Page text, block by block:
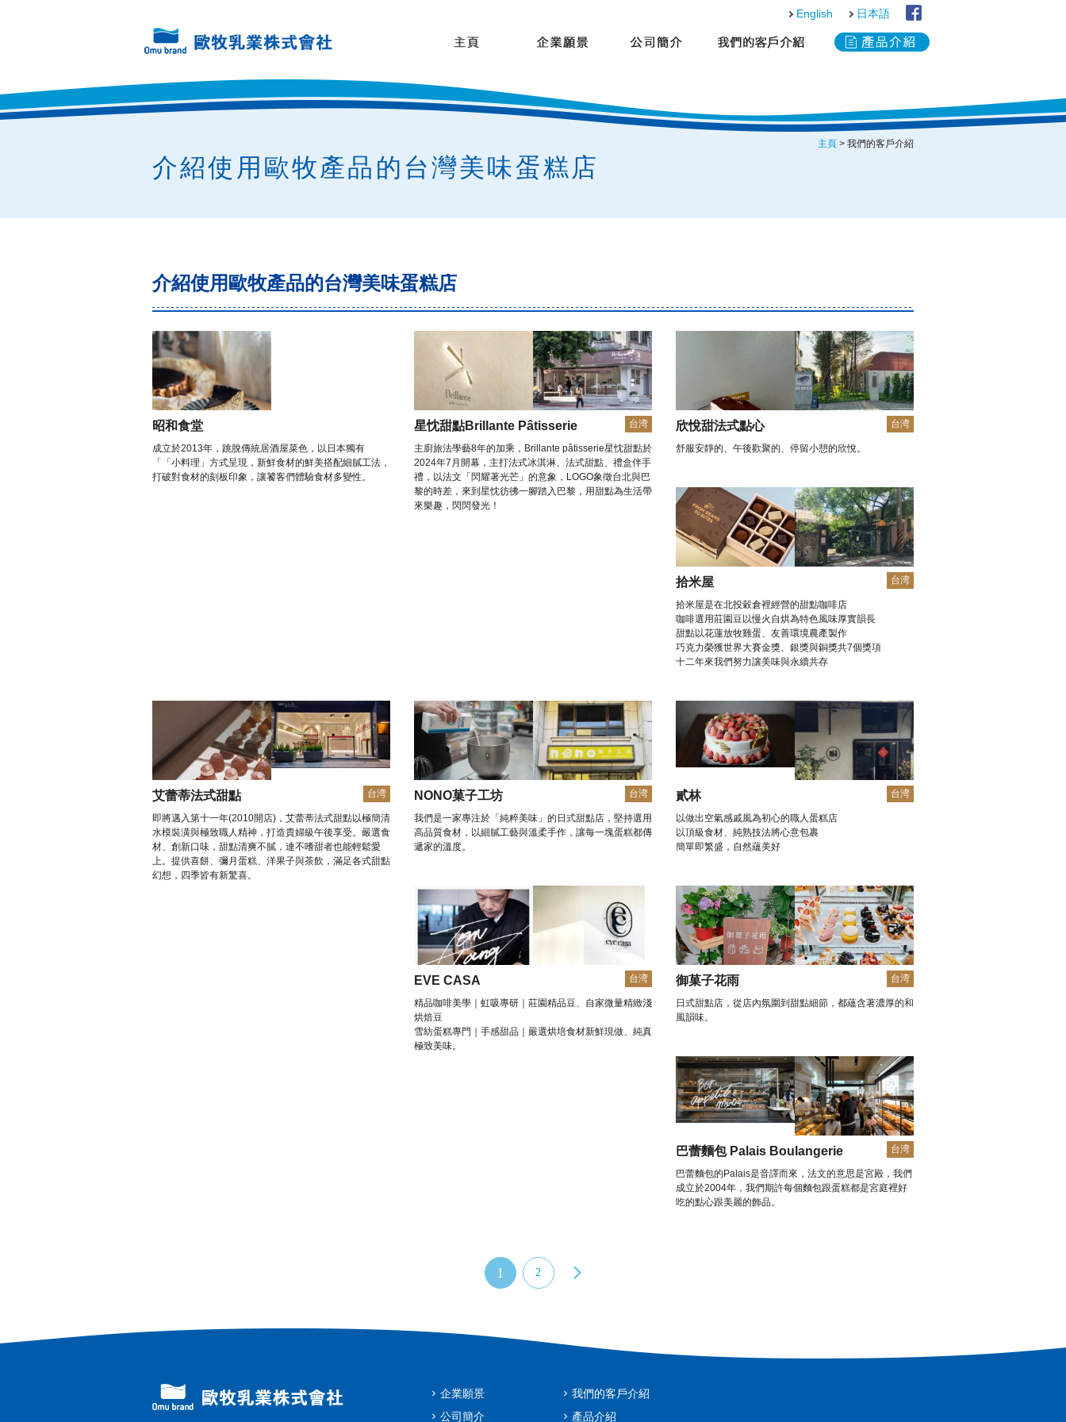
日本語
English
主頁 > 我們的客戶介紹
介紹使用歐牧產品的台灣美味蛋糕店
介紹使用歐牧產品的台灣美味蛋糕店
昭和食堂
成立於2013年，跳脫傳統居酒屋菜色，以日本獨有
「「小料理」方式呈現，新鮮食材的鮮美搭配細膩工法，
打破對食材的刻板印象，讓饕客們體驗食材多變性。
星忱甜點Brillante Pâtisserie 台湾
主廚旅法學藝8年的加乘，Brillante pâtisserie星忱甜點於
2024年7月開幕，主打法式冰淇淋、法式甜點、禮盒伴手
禮，以法文「閃耀著光芒」的意象，LOGO象徵台北與巴
黎的時差，來到星忱彷彿一腳踏入巴黎，用甜點為生活帶
來樂趣，閃閃發光！
欣悅甜法式點心 台湾
舒服安靜的、午後歡聚的、停留小憩的欣悅。
拾米屋 台湾
拾米屋是在北投穀倉裡經營的甜點咖啡店
咖啡選用莊園豆以慢火自烘為特色風味厚實韻長
甜點以花蓮放牧雞蛋、友善環境農產製作
巧克力榮獲世界大賽金獎、銀獎與銅獎共7個獎項
十二年來我們努力讓美味與永續共存
艾蕾蒂法式甜點 台湾
即將邁入第十一年(2010開店)，艾蕾蒂法式甜點以極簡清
水模裝潢與極致職人精神，打造貴婦級午後享受。嚴選食
材、創新口味，甜點清爽不膩，連不嗜甜者也能輕鬆愛
上。提供喜餅、彌月蛋糕、洋果子與茶飲，滿足各式甜點
幻想，四季皆有新驚喜。
NONO菓子工坊 台湾
我們是一家專注於「純粹美味」的日式甜點店，堅持選用
高品質食材，以細膩工藝與溫柔手作，讓每一塊蛋糕都傳
遞家的溫度。
貳林 台湾
以做出空氣感戚風為初心的職人蛋糕店
以頂級食材、純熟技法將心意包裹
簡單即繁盛，自然蘊美好
EVE CASA 台湾
精品咖啡美學｜虹吸專研｜莊園精品豆、自家微量精緻淺
烘焙豆
雪紡蛋糕專門｜手感甜品｜嚴選烘培食材新鮮現做、純真
極致美味。
御菓子花雨 台湾
日式甜點店，從店內氛圍到甜點細節，都蘊含著濃厚的和
風韻味。
巴蕾麵包 Palais Boulangerie 台湾
巴蕾麵包的Palais是音譯而來，法文的意思是宮殿，我們
成立於2004年，我們期許每個麵包跟蛋糕都是宮庭裡好
吃的點心跟美麗的飾品。
1 2
企業願景
公司簡介
我們的客戶介紹
產品介紹